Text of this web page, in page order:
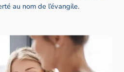
au nom de l’évangile.